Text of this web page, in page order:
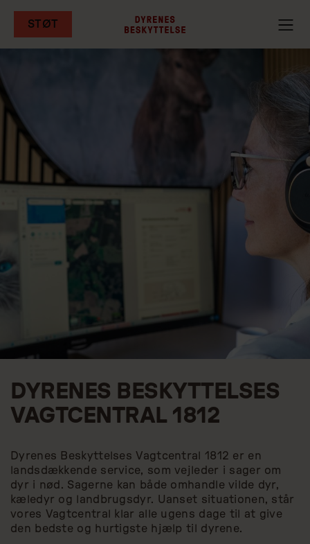
hovedindhold
STØT
DYRENES BESKYTTELSES
VAGTCENTRAL 1812
Dyrenes Beskyttelses Vagtcentral 1812 er en
landsdækkende service, som vejleder i sager om
dyr i nød. Sagerne kan både omhandle vilde dyr,
kæledyr og landbrugsdyr. Uanset situationen, står
vores Vagtcentral klar alle ugens dage til at give
den bedste og hurtigste hjælp til dyrene.